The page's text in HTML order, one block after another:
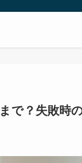
で？失敗時